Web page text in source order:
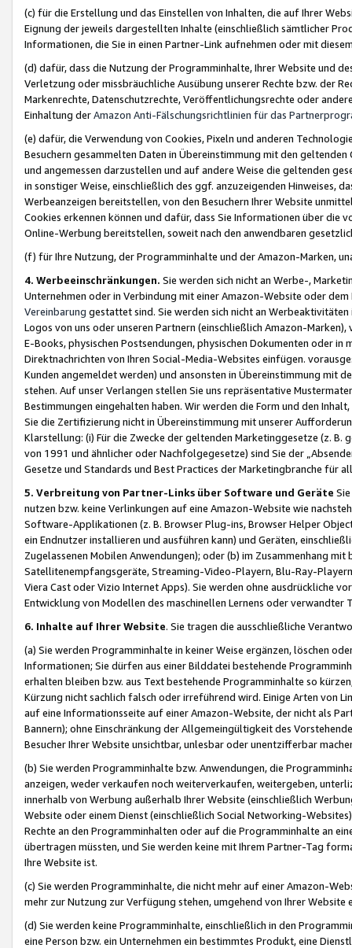
(c) für die Erstellung und das Einstellen von Inhalten, die auf Ihrer
Eignung der jeweils dargestellten Inhalte (einschließlich sämtlicher
Informationen, die Sie in einen Partner-Link aufnehmen oder mit
(d) dafür, dass die Nutzung der Programminhalte, Ihrer Website und
Verletzung oder missbräuchliche Ausübung unserer Rechte bzw. der
Markenrechte, Datenschutzrechte, Veröffentlichungsrechte oder
Einhaltung derAmazon Anti-Fälschungsrichtlinien für das
(e) dafür, die Verwendung von Cookies, Pixeln und anderen
Besuchern gesammelten Daten in Übereinstimmung mit den
und angemessen darzustellen und auf andere Weise die geltenden
in sonstiger Weise, einschließlich des ggf. anzuzeigenden Hinweises,
Werbeanzeigen bereitstellen, von den Besuchern Ihrer Website
Cookies erkennen können und dafür, dass Sie Informationen über die
Online-Werbung bereitstellen, soweit nach den anwendbaren
(f) für Ihre Nutzung, der Programminhalte und der Amazon-Marken,
4. Werbeeinschränkungen. Sie werden sich nicht an Werbe-,
Unternehmen oder in Verbindung mit einer Amazon-Website oder
Vereinbarung gestattet sind. Sie werden sich nicht an
Logos von uns oder unseren Partnern (einschließlich Amazon-
E-Books, physischen Postsendungen, physischen Dokumenten oder in
Direktnachrichten von Ihren Social-Media-Websites einfügen.
Kunden angemeldet werden) und ansonsten in Übereinstimmung mit
stehen. Auf unser Verlangen stellen Sie uns repräsentative
Bestimmungen eingehalten haben. Wir werden die Form und den
Sie die Zertifizierung nicht in Übereinstimmung mit unserer
Klarstellung: (i) Für die Zwecke der geltenden Marketinggesetze (z. B.
von 1991 und ähnlicher oder Nachfolgegesetze) sind Sie der
Gesetze und Standards und Best Practices der Marketingbranche für
5. Verbreitung von Partner-Links über Software und Geräte
nutzen bzw. keine Verlinkungen auf eine Amazon-Website wie
Software-Applikationen (z. B. Browser Plug-ins, Browser Helper
ein Endnutzer installieren und ausführen kann) und Geräten,
Zugelassenen Mobilen Anwendungen); oder (b) im Zusammenhang
Satellitenempfangsgeräte, Streaming-Video-Playern, Blu-Ray-
Viera Cast oder Vizio Internet Apps). Sie werden ohne ausdrückliche
Entwicklung von Modellen des maschinellen Lernens oder
6. Inhalte auf Ihrer Website. Sie tragen die ausschließliche
(a) Sie werden Programminhalte in keiner Weise ergänzen, löschen
Informationen; Sie dürfen aus einer Bilddatei bestehende
erhalten bleiben bzw. aus Text bestehende Programminhalte so
Kürzung nicht sachlich falsch oder irreführend wird. Einige Arten von
auf eine Informationsseite auf einer Amazon-Website, der nicht als
Bannern); ohne Einschränkung der Allgemeingültigkeit des
Besucher Ihrer Website unsichtbar, unlesbar oder unentzifferbar
(b) Sie werden Programminhalte bzw. Anwendungen, die
anzeigen, weder verkaufen noch weiterverkaufen, weitergeben,
innerhalb von Werbung außerhalb Ihrer Website (einschließlich
Website oder einem Dienst (einschließlich Social Networking-
Rechte an den Programminhalten oder auf die Programminhalte an
übertragen müssten, und Sie werden keine mit Ihrem Partner-Tag
Ihre Website ist.
(c) Sie werden Programminhalte, die nicht mehr auf einer Amazon-
mehr zur Nutzung zur Verfügung stehen, umgehend von Ihrer
(d) Sie werden keine Programminhalte, einschließlich in den
eine Person bzw. ein Unternehmen ein bestimmtes Produkt, eine